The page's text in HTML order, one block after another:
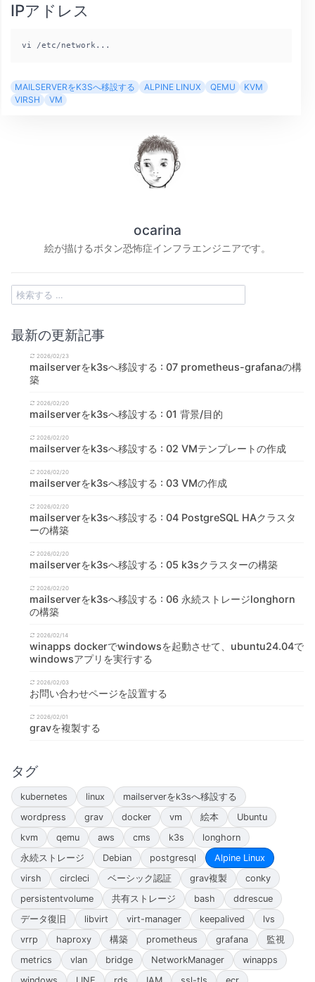
IPアドレス
vi /etc/network...
MAILSERVERをK3Sへ移設する ALPINE LINUX QEMU
KVM
VIRSH
VM
ocarina
絵が描けるボタン恐怖症インフラエンジニアです。
最新の更新記事
2026/02/23
mailserverをk3sへ移設する : 07 prometheus-grafanaの構
築
2026/02/20
mailserverをk3sへ移設する : 01 背景/目的
2026/02/20
mailserverをk3sへ移設する : 02 VMテンプレートの作成
2026/02/20
mailserverをk3sへ移設する : 03 VMの作成
2026/02/20
mailserverをk3sへ移設する : 04 PostgreSQL HAクラスタ
ーの構築
2026/02/20
mailserverをk3sへ移設する : 05 k3sクラスターの構築
2026/02/20
mailserverをk3sへ移設する : 06 永続ストレージlonghorn
の構築
2026/02/14
winapps dockerでwindowsを起動させて、ubuntu24.04で
windowsアプリを実行する
2026/02/03
お問い合わせページを設置する
2026/02/01
gravを複製する
タグ
kubernetes linux
mailserverをk3sへ移設する
wordpress
grav docker vm 絵本
Ubuntu
kvm
qemu aws cms k3s
longhorn
永続ストレージ
Debian postgresql
Alpine Linux
virsh
circleci ベーシック認証 grav複製
conky
persistentvolume
共有ストレージ bash
ddrescue
データ復旧
libvirt virt-manager keepalived
lvs
vrrp
haproxy 構築 prometheus grafana
監視
metrics
vlan bridge NetworkManager
winapps